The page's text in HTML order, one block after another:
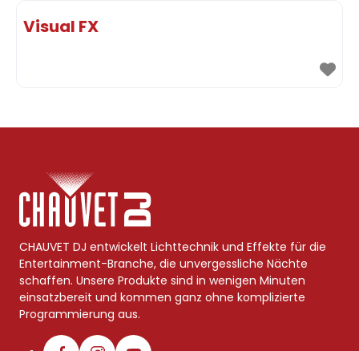
Visual FX
CHAUVET DJ entwickelt Lichttechnik und Effekte für die
Entertainment-Branche, die unvergessliche Nächte
schaffen. Unsere Produkte sind in wenigen Minuten
einsatzbereit und kommen ganz ohne komplizierte
Programmierung aus.